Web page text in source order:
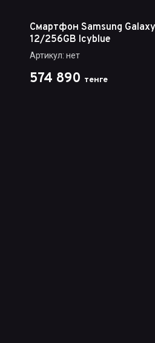
Смартфон Samsung
12/256GB Icyblue
Артикул: нет
574 890 тенге